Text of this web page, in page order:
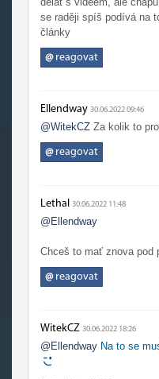
se raději spíš podívá na
články
@reagovat
Ellendway 30.06.2022 09:46
@WitekCZ Za kolik to
@reagovat
Lethal 30.06.2022 11:48
@Ellendway
Chceš to mať znova pod
@reagovat
WitekCZ 30.06.2022 18:26
@Ellendway Na to se